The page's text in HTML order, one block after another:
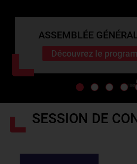
ASSEMBLÉE
Découvrez le
SESSION DE